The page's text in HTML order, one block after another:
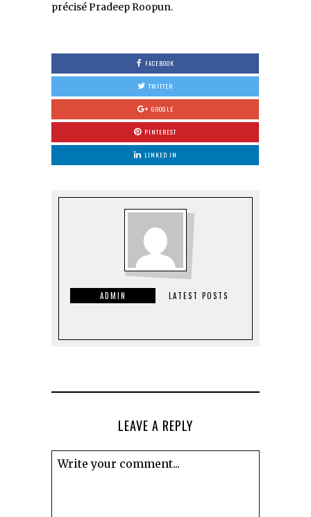
précisé Pradeep Roopun.
FACEBOOK
TWITTER
GOOGLE
PINTEREST
LINKED IN
ADMIN LATEST POSTS
LEAVE A REPLY